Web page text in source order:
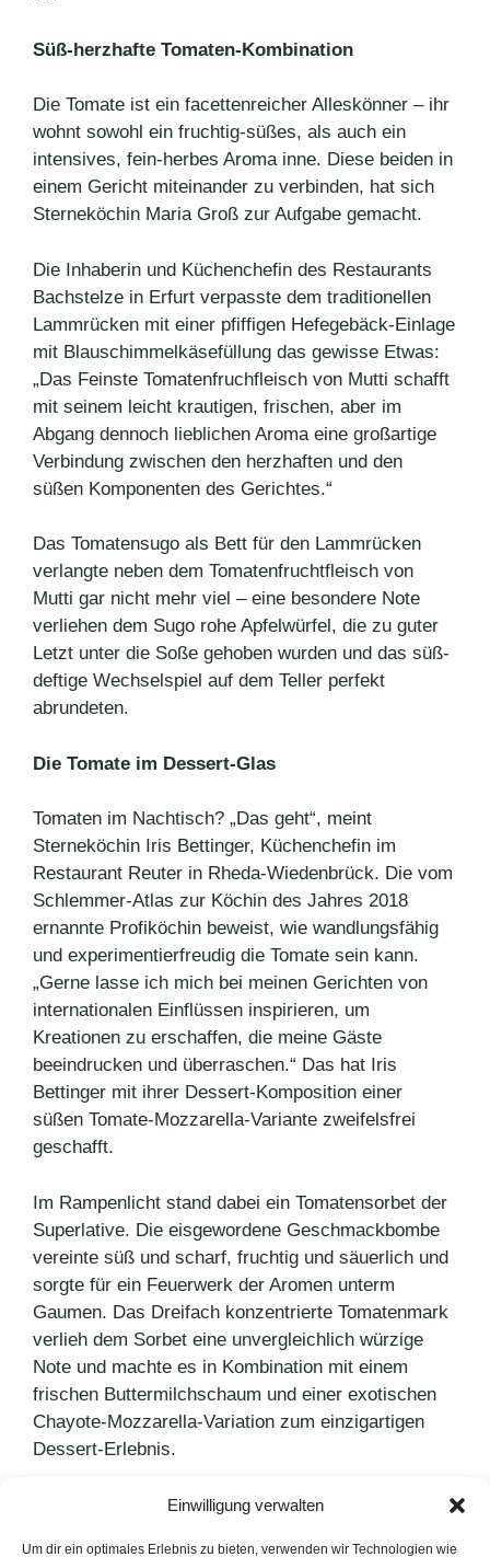
Einwilligung verwalten
Um dir ein optimales Erlebnis zu bieten, verwenden wir Technologien wie
Süß-herzhafte Tomaten-Kombination
Die Tomate ist ein facettenreicher Alleskönner – ihr
wohnt sowohl ein fruchtig-süßes, als auch ein
intensives, fein-herbes Aroma inne. Diese beiden in
einem Gericht miteinander zu verbinden, hat sich
Sterneköchin Maria Groß zur Aufgabe gemacht.
Die Inhaberin und Küchenchefin des Restaurants
Bachstelze in Erfurt verpasste dem traditionellen
Lammrücken mit einer pfiffigen Hefegebäck-Einlage
mit Blauschimmelkäsefüllung das gewisse Etwas:
„Das Feinste Tomatenfruchfleisch von Mutti schafft
mit seinem leicht krautigen, frischen, aber im
Abgang dennoch lieblichen Aroma eine großartige
Verbindung zwischen den herzhaften und den
süßen Komponenten des Gerichtes.“
Das Tomatensugo als Bett für den Lammrücken
verlangte neben dem Tomatenfruchtfleisch von
Mutti gar nicht mehr viel – eine besondere Note
verliehen dem Sugo rohe Apfelwürfel, die zu guter
Letzt unter die Soße gehoben wurden und das süß-
deftige Wechselspiel auf dem Teller perfekt
abrundeten.
Die Tomate im Dessert-Glas
Tomaten im Nachtisch? „Das geht“, meint
Sterneköchin Iris Bettinger, Küchenchefin im
Restaurant Reuter in Rheda-Wiedenbrück. Die vom
Schlemmer-Atlas zur Köchin des Jahres 2018
ernannte Profiköchin beweist, wie wandlungsfähig
und experimentierfreudig die Tomate sein kann.
„Gerne lasse ich mich bei meinen Gerichten von
internationalen Einflüssen inspirieren, um
Kreationen zu erschaffen, die meine Gäste
beeindrucken und überraschen.“ Das hat Iris
Bettinger mit ihrer Dessert-Komposition einer
süßen Tomate-Mozzarella-Variante zweifelsfrei
geschafft.
Im Rampenlicht stand dabei ein Tomatensorbet der
Superlative. Die eisgewordene Geschmackbombe
vereinte süß und scharf, fruchtig und säuerlich und
sorgte für ein Feuerwerk der Aromen unterm
Gaumen. Das Dreifach konzentrierte Tomatenmark
verlieh dem Sorbet eine unvergleichlich würzige
Note und machte es in Kombination mit einem
frischen Buttermilchschaum und einer exotischen
Chayote-Mozzarella-Variation zum einzigartigen
Dessert-Erlebnis.
,Pressemitteilungen
Schlagwörter
Mutti,PR-Agentur